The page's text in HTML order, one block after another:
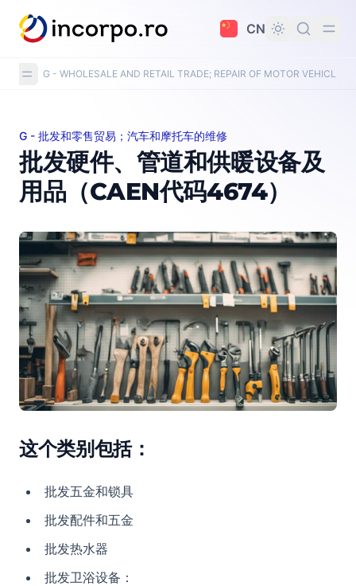
要内容
CN
G - WHOLESALE AND RETAIL TRADE; REPAIR OF MOTOR VEHICLES
批发硬件、管道和供暖设备及用品（CAEN代码4674）
G - 批发和零售贸易；汽车和摩托车的维修
批发硬件、管道和供暖设备及
用品（CAEN代码4674）
这个类别包括：
批发五金和锁具
批发配件和五金
批发热水器
批发卫浴设备：